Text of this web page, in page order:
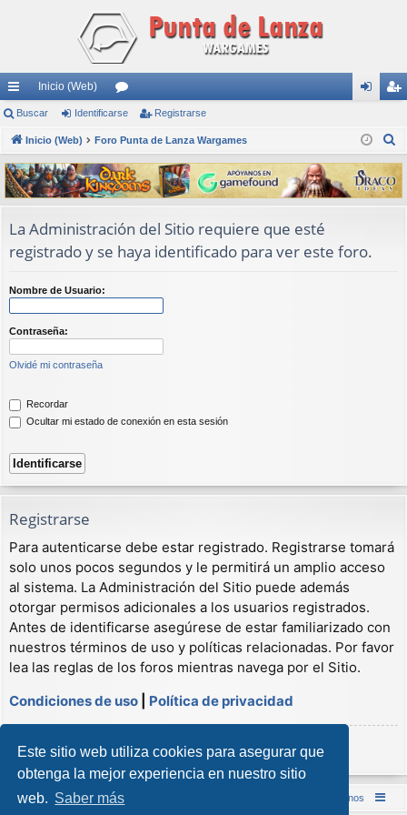
Este sitio web utiliza cookies para asegurar que
obtenga la mejor experiencia en nuestro sitio
web. Saber más
nl
ac
es
rá
pi
do
Inicio (Web)
or
os nti
fic
ar
ist
ra
rs
Buscar Identificarse Registrarse
Inicio (Web) Foro Punta de Lanza Wargames
s
c
La Administración del Sitio requiere que esté
registrado y se haya identificado para ver este foro.
Nombre de Usuario:
Contraseña:
Olvidé mi contraseña
Recordar
Ocultar mi estado de conexión en esta sesión
Registrarse
Para autenticarse debe estar registrado. Registrarse tomará
solo unos pocos segundos y le permitirá un amplio acceso
al sistema. La Administración del Sitio puede además
otorgar permisos adicionales a los usuarios registrados.
Antes de identificarse asegúrese de estar familiarizado con
nuestros términos de uso y políticas relacionadas. Por favor
lea las reglas de los foros mientras navega por el Sitio.
Condiciones de uso
Política de privacidad
Registrarse
Inicio (Web) Foro Punta de Lanza Wargames Contáctenos